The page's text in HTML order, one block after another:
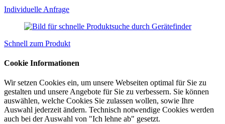
Individuelle Anfrage
Schnell zum Produkt
Cookie Informationen
Wir setzen Cookies ein, um unsere Webseiten optimal für Sie zu
gestalten und unsere Angebote für Sie zu verbessern. Sie können
auswählen, welche Cookies Sie zulassen wollen, sowie Ihre
Auswahl jederzeit ändern. Technisch notwendige Cookies werden
auch bei der Auswahl von "Ich lehne ab" gesetzt.